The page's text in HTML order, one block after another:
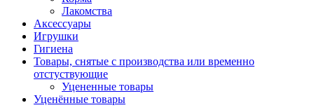
Лакомства
Аксессуары
Игрушки
Гигиена
Товары, снятые с производства или временно
отстуствующие
Уцененные товары
Уценённые товары